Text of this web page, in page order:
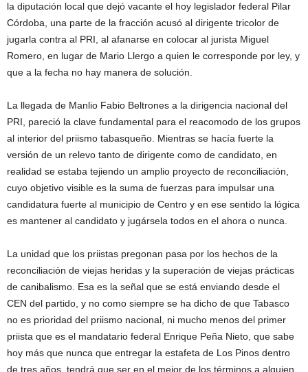
la diputación local que dejó vacante el hoy legislador federal Pilar
Córdoba, una parte de la fracción acusó al dirigente tricolor de
jugarla contra al PRI, al afanarse en colocar al jurista Miguel
Romero, en lugar de Mario Llergo a quien le corresponde por ley, y
que a la fecha no hay manera de solución.
La llegada de Manlio Fabio Beltrones a la dirigencia nacional del
PRI, pareció la clave fundamental para el reacomodo de los grupos
al interior del priismo tabasqueño. Mientras se hacía fuerte la
versión de un relevo tanto de dirigente como de candidato, en
realidad se estaba tejiendo un amplio proyecto de reconciliación,
cuyo objetivo visible es la suma de fuerzas para impulsar una
candidatura fuerte al municipio de Centro y en ese sentido la lógica
es mantener al candidato y jugársela todos en el ahora o nunca.
La unidad que los priistas pregonan pasa por los hechos de la
reconciliación de viejas heridas y la superación de viejas prácticas
de canibalismo. Esa es la señal que se está enviando desde el
CEN del partido, y no como siempre se ha dicho de que Tabasco
no es prioridad del priismo nacional, ni mucho menos del primer
priista que es el mandatario federal Enrique Peña Nieto, que sabe
hoy más que nunca que entregar la estafeta de Los Pinos dentro
de tres años, tendrá que ser en el mejor de los términos a alguien